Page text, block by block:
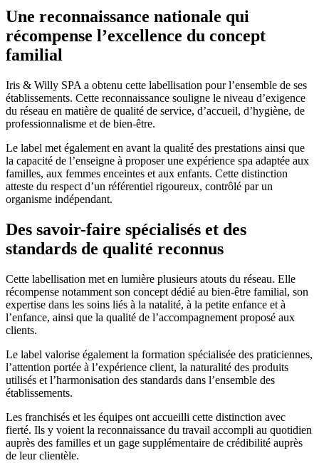
Une reconnaissance nationale qui
récompense l’excellence du concept
familial
Iris & Willy SPA a obtenu cette labellisation pour l’ensemble de ses
établissements. Cette reconnaissance souligne le niveau d’exigence
du réseau en matière de qualité de service, d’accueil, d’hygiène, de
professionnalisme et de bien-être.
Le label met également en avant la qualité des prestations ainsi que
la capacité de l’enseigne à proposer une expérience spa adaptée aux
familles, aux femmes enceintes et aux enfants. Cette distinction
atteste du respect d’un référentiel rigoureux, contrôlé par un
organisme indépendant.
Des savoir-faire spécialisés et des
standards de qualité reconnus
Cette labellisation met en lumière plusieurs atouts du réseau. Elle
récompense notamment son concept dédié au bien-être familial, son
expertise dans les soins liés à la natalité, à la petite enfance et à
l’enfance, ainsi que la qualité de l’accompagnement proposé aux
clients.
Le label valorise également la formation spécialisée des praticiennes,
l’attention portée à l’expérience client, la naturalité des produits
utilisés et l’harmonisation des standards dans l’ensemble des
établissements.
Les franchisés et les équipes ont accueilli cette distinction avec
fierté. Ils y voient la reconnaissance du travail accompli au quotidien
auprès des familles et un gage supplémentaire de crédibilité auprès
de leur clientèle.